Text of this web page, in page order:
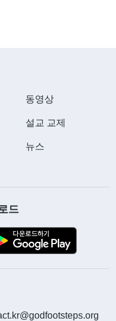
고 했습니다. 자매의
서 머리를 한 대 맞은
리러 다녀? 사람들
는 머릿속이 멍해지
의 병에 대해 논의하
자니 머리가 더 복잡
.
로 집에 돌아왔고, 기
을 가라앉히고 하나
달라는 말밖에 하지
동영상
설교 교제
뉴스
드